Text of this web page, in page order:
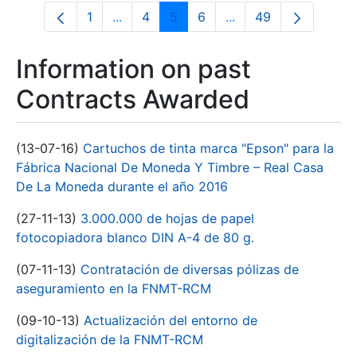
Page
1 ...Intermediate Pages Use TAB to
Page
4 Page
5 Page
6 ...Intermediate Pages
Page
49
Information on past
Contracts Awarded
(13-07-16) Cartuchos de tinta marca "Epson" para la
Fábrica Nacional De Moneda Y Timbre – Real Casa
De La Moneda durante el año 2016
(27-11-13) 3.000.000 de hojas de papel
fotocopiadora blanco DIN A-4 de 80 g.
(07-11-13) Contratación de diversas pólizas de
aseguramiento en la FNMT-RCM
(09-10-13) Actualización del entorno de
digitalización de la FNMT-RCM